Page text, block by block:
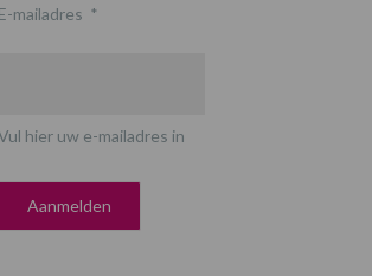
E-mailadres *
hier uw e-mailadres in